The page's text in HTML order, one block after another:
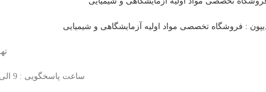
ساعت پاسخگویی : 9 الی 18